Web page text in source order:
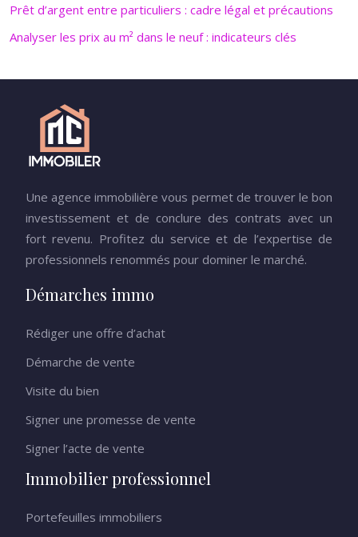
Prêt d’argent entre particuliers : cadre légal et précautions
Analyser les prix au m² dans le neuf : indicateurs clés
Une agence immobilière vous permet de trouver le bon
investissement et de conclure des contrats avec un
fort revenu. Profitez du service et de l’expertise de
professionnels renommés pour dominer le marché.
Démarches immo
Rédiger une offre d’achat
Démarche de vente
Visite du bien
Signer une promesse de vente
Signer l’acte de vente
Immobilier professionnel
Portefeuilles immobiliers